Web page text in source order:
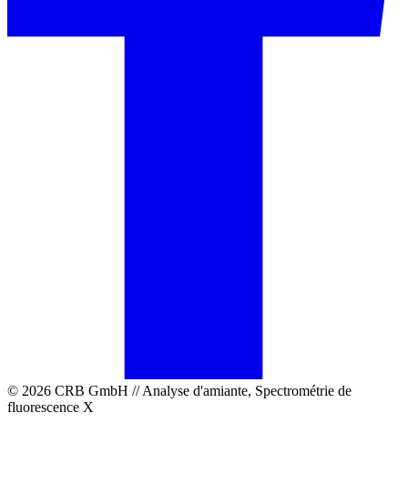
© 2026 CRB GmbH // Analyse d'amiante, Spectrométrie de
fluorescence X